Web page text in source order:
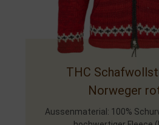
THC
Norweger
Aussenmaterial: 100%